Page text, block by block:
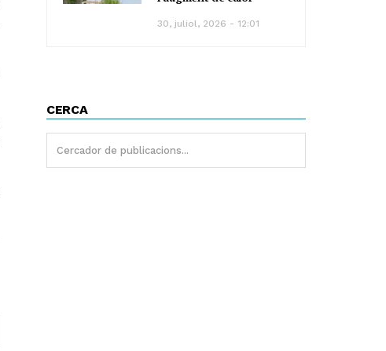
30, juliol, 2026 - 12:01
CERCA